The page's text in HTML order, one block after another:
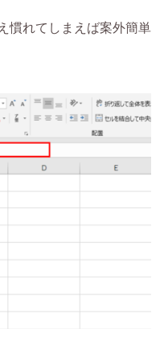
慣れてしまえば案外簡単